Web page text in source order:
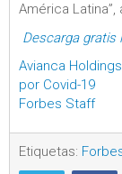
América
Descarga gratis
Avianca
por Covid-19
Forbes Staff
Etiquetas: